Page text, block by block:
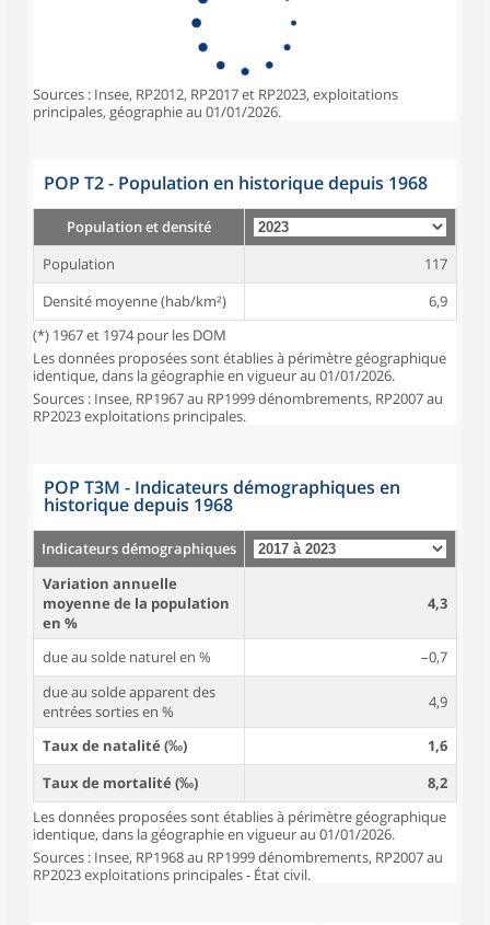
Sources : Insee, RP2012, RP2017 et RP2023, exploitations
principales, géographie au 01/01/2026.
POP T2 - Population en historique depuis 1968
Population et densité
Population
117
Densité moyenne (hab/km²)
6,9
(*) 1967 et 1974 pour les DOM
Les données proposées sont établies à périmètre géographique
identique, dans la géographie en vigueur au 01/01/2026.
Sources : Insee, RP1967 au RP1999 dénombrements, RP2007 au
RP2023 exploitations principales.
POP T3M - Indicateurs démographiques en
historique depuis 1968
Indicateurs démographiques
Variation annuelle
moyenne de la population
en %
4,3
due au solde naturel en %
–0,7
due au solde apparent des
entrées sorties en %
4,9
Taux de natalité (‰)
1,6
Taux de mortalité (‰)
8,2
Les données proposées sont établies à périmètre géographique
identique, dans la géographie en vigueur au 01/01/2026.
Sources : Insee, RP1968 au RP1999 dénombrements, RP2007 au
RP2023 exploitations principales - État civil.